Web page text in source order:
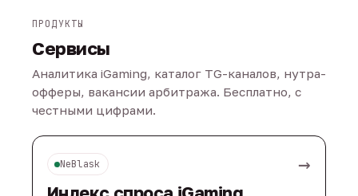
ПРОДУКТЫ
Сервисы
Аналитика iGaming, каталог TG-каналов, нутра-
офферы, вакансии арбитража. Бесплатно, с
честными цифрами.
NeBlask →